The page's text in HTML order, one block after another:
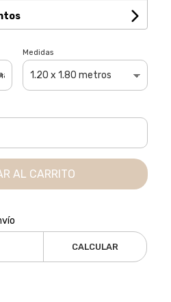
Medidas
AL CARRITO
CALCULAR